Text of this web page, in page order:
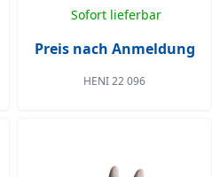
Sofort lieferbar
Preis nach Anmeldung
HENI 22 096